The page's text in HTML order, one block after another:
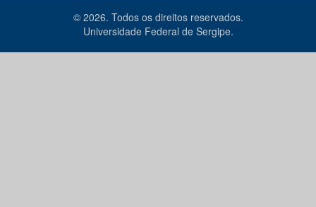
© 2026. Todos os direitos reservados.
Universidade Federal de Sergipe.